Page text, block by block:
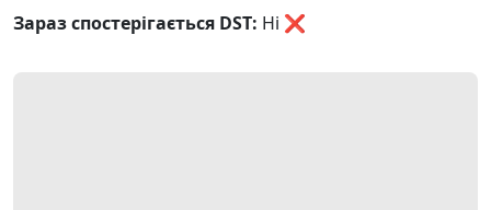
Зараз спостерігається DST: Ні ❌